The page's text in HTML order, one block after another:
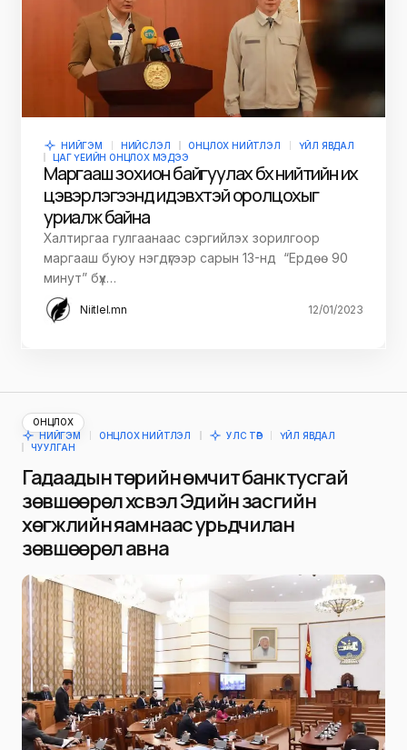
НИЙГЭМ НИЙСЛЭЛ ОНЦЛОХ НИЙТЛЭЛ
ҮЙЛ ЯВДАЛ
ЦАГ ҮЕИЙН ОНЦЛОХ МЭДЭЭ
Маргааш зохион байгуулах бүх нийтийн их
цэвэрлэгээнд идэвхтэй оролцохыг
уриалж байна
Халтиргаа гулгаанаас сэргийлэх зорилгоор
маргааш буюу нэгдүгээр сарын 13-нд “Ердөө 90
минут” бүх…
Niitlel.mn 12/01/2023
ОНЦЛОХ
НИЙГЭМ
ОНЦЛОХ НИЙТЛЭЛ УЛС ТӨР
ҮЙЛ ЯВДАЛ
ЧУУЛГАН
Гадаадын төрийн өмчит банк тусгай
зөвшөөрөл хүсвэл Эдийн засгийн
хөгжлийн яамнаас урьдчилан
зөвшөөрөл авна